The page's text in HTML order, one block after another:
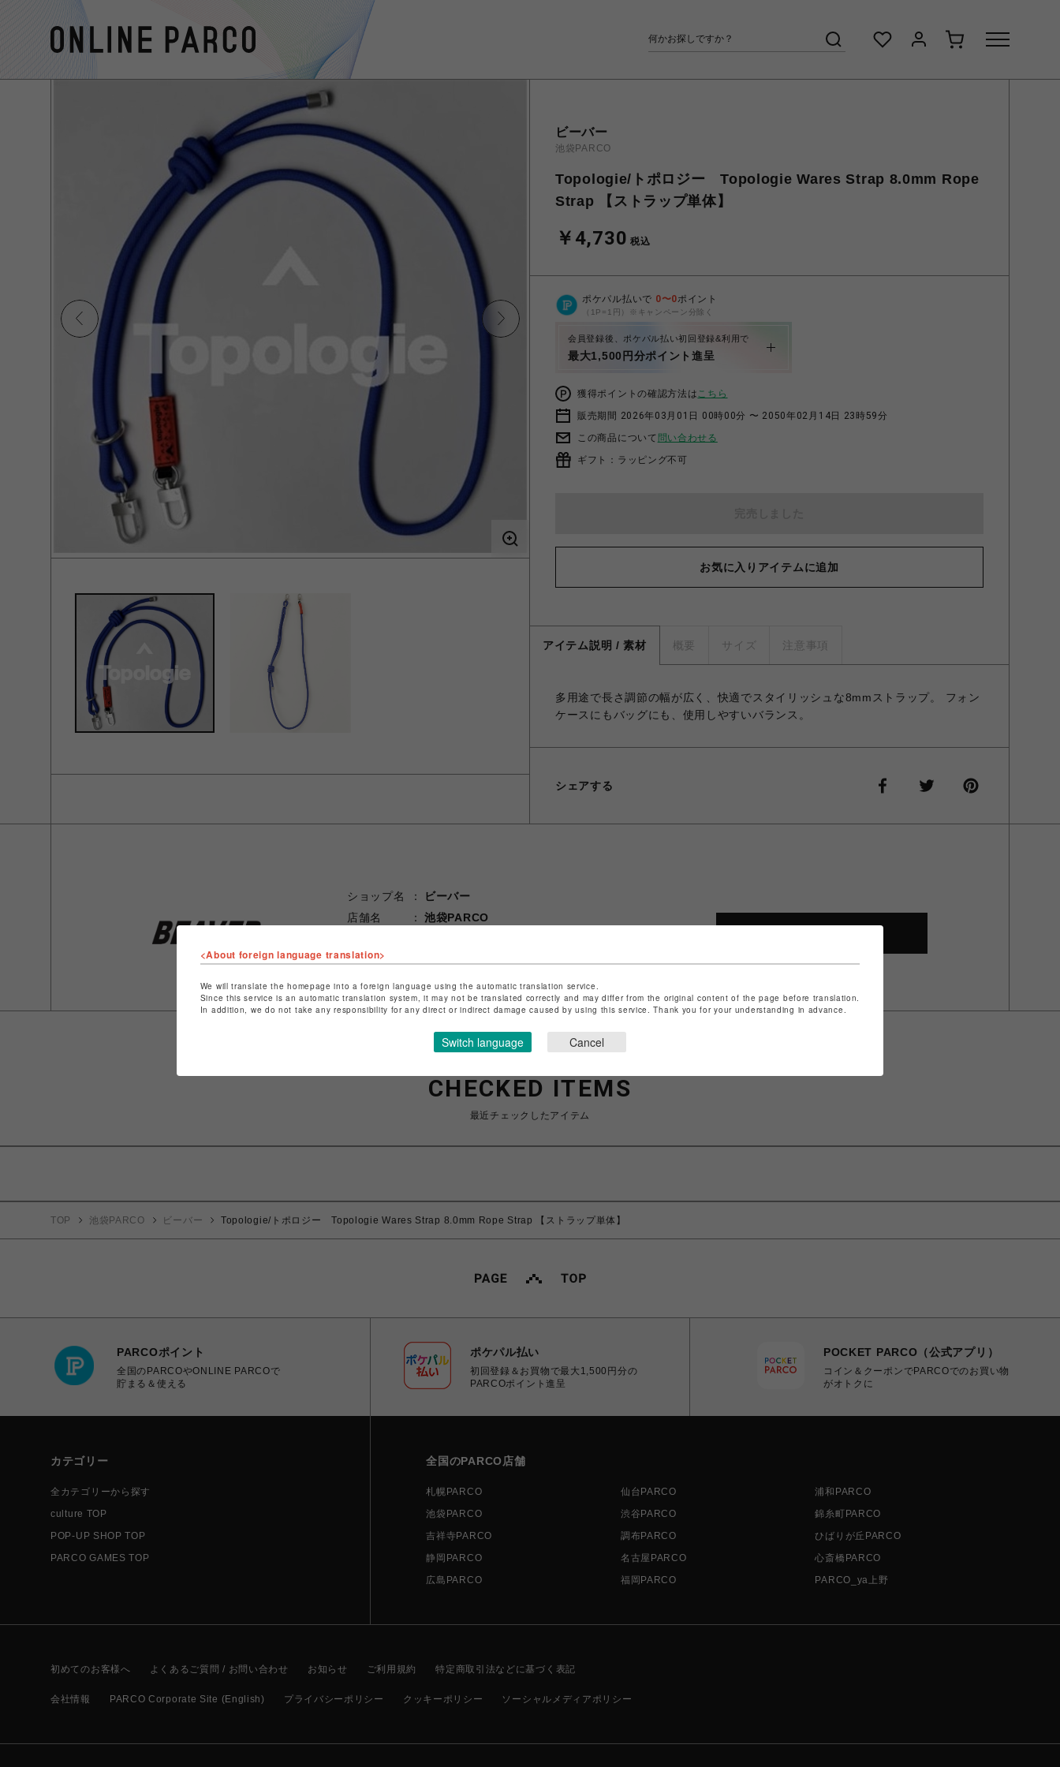
ビーバー
池袋PARCO
Topologie/トポロジー Topologie Wares Strap 8.0mm Rope
Strap 【ストラップ単体】
￥4,730 税込
ポケパル払いで 0〜0ポイント
（1P=1円）※キャンペーン分除く
会員登録後、ポケパル払い初回登録&利用で
最大1,500円分ポイント進呈
獲得ポイントの確認方法はこちら
販売期間 2026年03月01日 00時00分 〜 2050年02月14日 23時59分
この商品について 問い合わせる
ギフト：ラッピング不可
お気に入りアイテムに追加
アイテム説明 / 素材 概要 サイズ 注意事項
多用途で長さ調節の幅が広く、快適でスタイリッシュな8mmストラップ。 フォン
ケースにもバッグにも、使用しやすいバランス。
シェアする
ショップ名
ビーバー
店舗名
池袋PARCO
特定商取引法など法令に基づく表記は
CHECKED ITEMS
最近チェックしたアイテム
TOP 池袋PARCO ビーバー Topologie/トポロジー Topologie Wares Strap 8.0mm Rope Strap 【ストラップ単体】
PARCOポイント
全国のPARCOやONLINE PARCOで
貯まる＆使える
ポケパル払い
初回登録＆お買物で最大1,500円分の
PARCOポイント進呈
POCKET PARCO（公式アプリ）
コイン＆クーポンでPARCOでのお買い物
がオトクに
カテゴリー
全カテゴリーから探す
culture TOP
POP-UP SHOP TOP
PARCO GAMES TOP
全国のPARCO店舗
札幌PARCO 仙台PARCO
浦和PARCO
池袋PARCO
渋谷PARCO
錦糸町PARCO
吉祥寺PARCO
調布PARCO
ひばりが丘PARCO
静岡PARCO
名古屋PARCO
心斎橋PARCO
広島PARCO
福岡PARCO PARCO_ya上野
初めてのお客様へ よくあるご質問 / お問い合わせ お知らせ ご利用規約 特定商取引法などに基づく表記
会社情報 PARCO Corporate Site (English) プライバシーポリシー クッキーポリシー ソーシャルメディアポリシー
<About foreign language translation>
We will translate the homepage into a foreign language using the automatic translation service.
Since this service is an automatic translation system, it may not be translated correctly and may differ from the original content of the page before translation.
In addition, we do not take any responsibility for any direct or indirect damage caused by using this service. Thank you for your understanding in advance.
Switch language Cancel